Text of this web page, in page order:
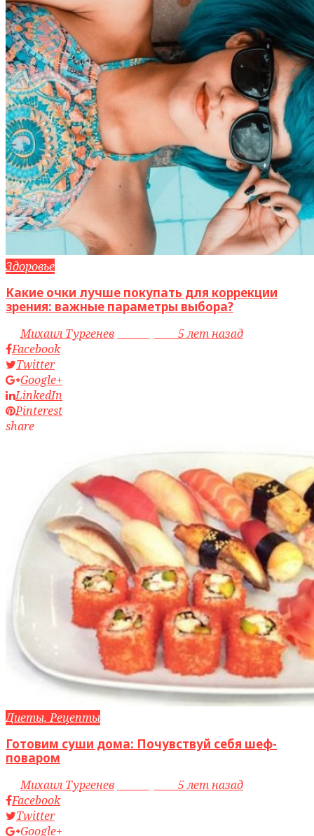
Здоровье
Какие очки лучше покупать для коррекции
зрения: важные параметры выбора?
byМихаил Тургенев
5 лет назад
Facebook
Twitter
Google+
LinkedIn
Pinterest
share
Диеты, Рецепты
Готовим суши дома: Почувствуй себя шеф-
поваром
byМихаил Тургенев
5 лет назад
Facebook
Twitter
Google+